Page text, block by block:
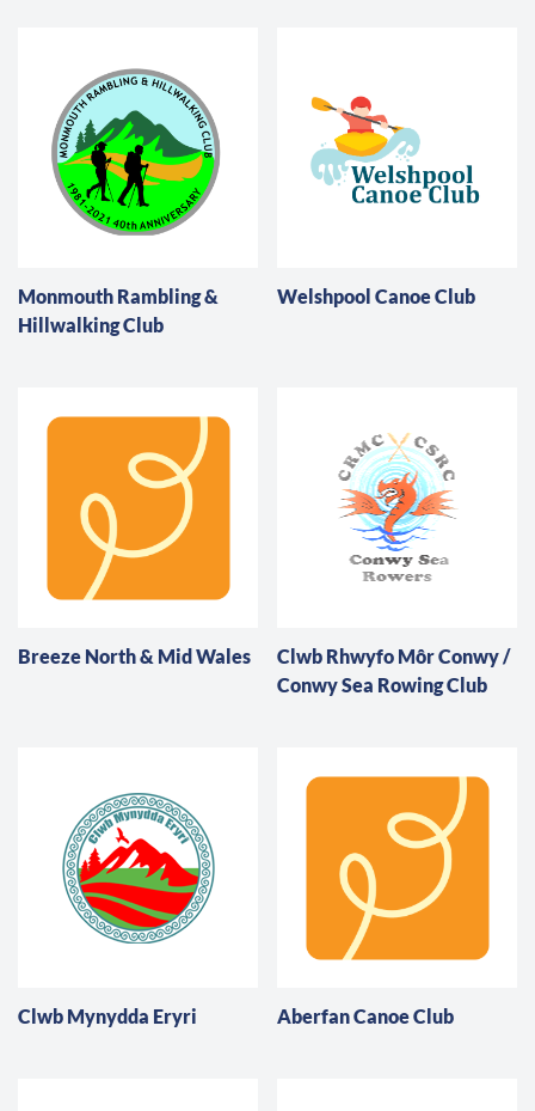
Monmouth Rambling &
Hillwalking Club
Welshpool Canoe Club
Breeze North & Mid Wales
Clwb Rhwyfo Môr Conwy /
Conwy Sea Rowing Club
Clwb Mynydda Eryri Aberfan Canoe Club